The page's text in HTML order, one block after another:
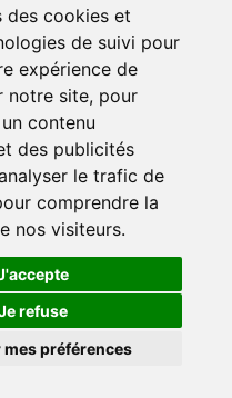
des cookies et
de suivi pour
expérience de
notre site, pour
contenu
des publicités
le trafic de
comprendre la
nos visiteurs.
refuse
mes préférences
ACCEPTÉS
tous droits réservés
🍪